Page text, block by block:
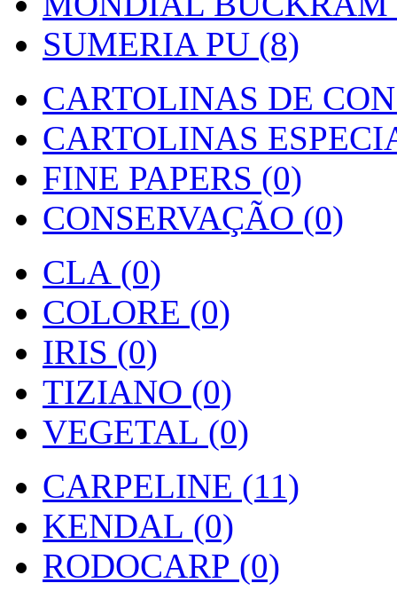
SUMERIA PU (8)
CARTOLINAS DE
CARTOLINAS
FINE PAPERS (0)
CONSERVAÇÃO (0)
CLA (0)
COLORE (0)
IRIS (0)
TIZIANO (0)
VEGETAL (0)
CARPELINE (11)
KENDAL (0)
RODOCARP (0)